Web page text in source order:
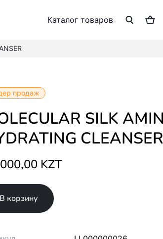
Каталог товаров
продаж
CLEANSER
KZT
В корзину